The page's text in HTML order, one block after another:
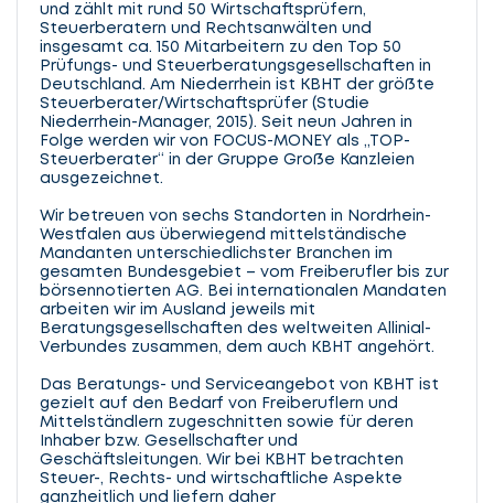
und zählt mit rund 50 Wirtschaftsprüfern,
Steuerberatern und Rechtsanwälten und
insgesamt ca. 150 Mitarbeitern zu den Top 50
Prüfungs- und Steuerberatungsgesellschaften in
Deutschland. Am Niederrhein ist KBHT der größte
Steuerberater/Wirtschaftsprüfer (Studie
Niederrhein-Manager, 2015). Seit neun Jahren in
Folge werden wir von FOCUS-MONEY als „TOP-
Steuerberater“ in der Gruppe Große Kanzleien
ausgezeichnet.
Wir betreuen von sechs Standorten in Nordrhein-
Westfalen aus überwiegend mittelständische
Mandanten unterschiedlichster Branchen im
gesamten Bundesgebiet – vom Freiberufler bis zur
börsennotierten AG. Bei internationalen Mandaten
arbeiten wir im Ausland jeweils mit
Beratungsgesellschaften des weltweiten Allinial-
Verbundes zusammen, dem auch KBHT angehört.
Das Beratungs- und Serviceangebot von KBHT ist
gezielt auf den Bedarf von Freiberuflern und
Mittelständlern zugeschnitten sowie für deren
Inhaber bzw. Gesellschafter und
Geschäftsleitungen. Wir bei KBHT betrachten
Steuer-, Rechts- und wirtschaftliche Aspekte
ganzheitlich und liefern daher